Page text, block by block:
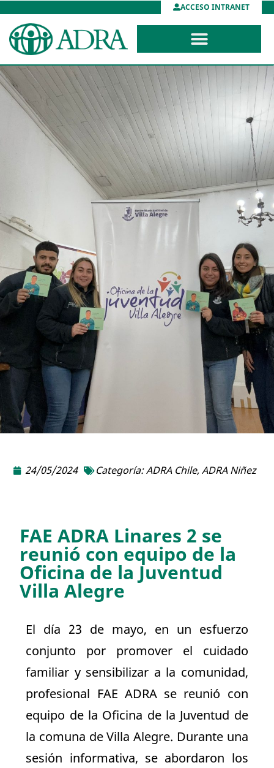
ACCESO INTRANET
24/05/2024 Categoría:ADRA Chile,ADRA Niñez
FAE ADRA Linares 2 se
reunió con equipo de la
Oficina de la Juventud
Villa Alegre
El día 23 de mayo, en un esfuerzo
conjunto por promover el cuidado
familiar y sensibilizar a la comunidad,
profesional FAE ADRA se reunió con
equipo de la Oficina de la Juventud de
la comuna de Villa Alegre. Durante una
sesión informativa, se abordaron los